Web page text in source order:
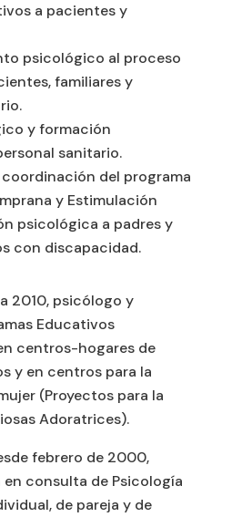
a pacientes y
psicológico al proceso
familiares y
y formación
sanitario.
del programa
y Estimulación
psicológica a padres y
con discapacidad.
2010, psicólogo y
Educativos
centros-hogares de
y en centros para la
(Proyectos para la
Adoratrices).
febrero de 2000,
consulta de Psicología
de pareja y de